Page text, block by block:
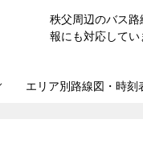
秩父周辺のバス
報にも対応してい
エリア別路線図・時刻